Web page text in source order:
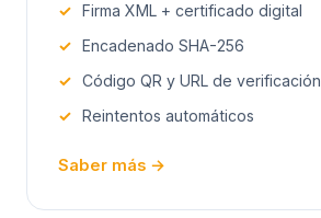
✓ Firma XML + certificado digital
✓ Encadenado SHA-256
✓ Código QR y URL de verificación
✓ Reintentos automáticos
Saber más →